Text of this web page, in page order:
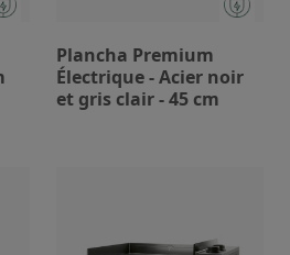
Plancha Premium
Électrique - Acier noir
et gris clair - 45 cm